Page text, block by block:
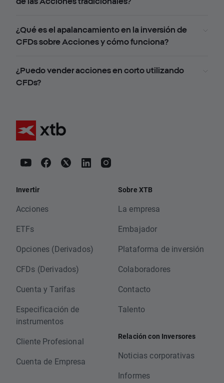
¿Qué es el apalancamiento en la inversión de
CFDs sobre Acciones y cómo funciona?
¿Puedo vender acciones en corto utilizando
CFDs?
Invertir
Acciones
ETFs
Opciones (Derivados)
CFDs (Derivados)
Cuenta y Tarifas
Especificación de
instrumentos
Cliente Profesional
Cuenta de Empresa
Sobre XTB
La empresa
Embajador
Plataforma de inversión
Colaboradores
Contacto
Talento
Relación con Inversores
Noticias corporativas
Informes